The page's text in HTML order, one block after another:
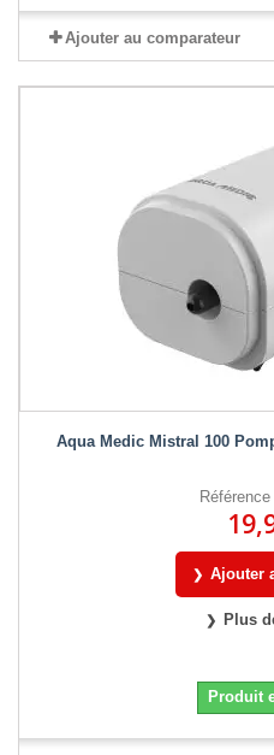
Ajouter au comparateur
Aqua Medic Mistral 100
Ajouter
Plus
Produit